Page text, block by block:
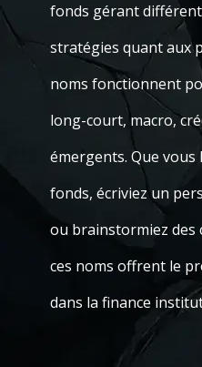
fonds gérant
stratégies quant aux
noms fonctionnent
long-court, macro,
émergents. Que vous
fonds, écriviez un
ou brainstormiez des
ces noms offrent le
dans la finance